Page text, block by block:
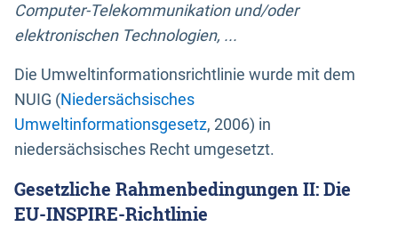
Computer-Telekommunikation und/oder
elektronischen Technologien, ...
Die Umweltinformationsrichtlinie wurde mit dem
NUIG (Niedersächsisches
Umweltinformationsgesetz, 2006) in
niedersächsisches Recht umgesetzt.
Gesetzliche Rahmenbedingungen II: Die
EU-INSPIRE-Richtlinie